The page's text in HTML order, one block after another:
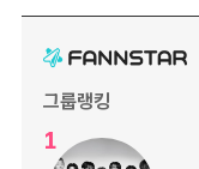
그룹랭킹
1